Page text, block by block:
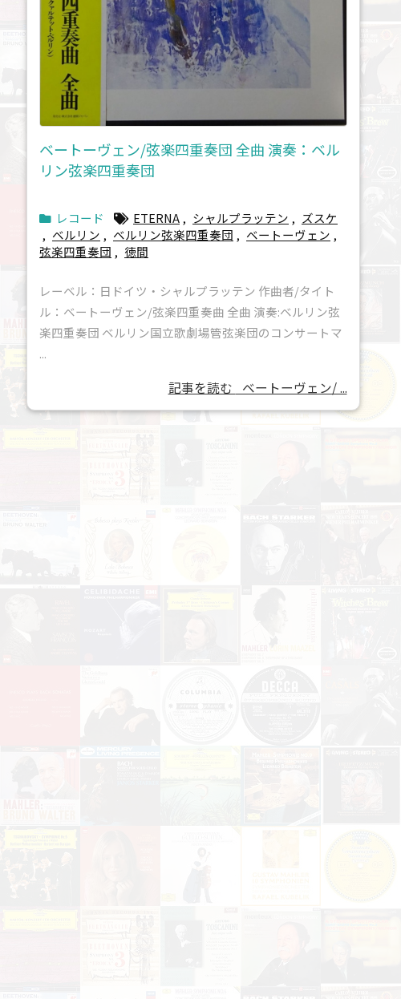
ベートーヴェン/弦楽四重奏団 全曲 演奏：ベル
リン弦楽四重奏団
レコード ETERNA , シャルプラッテン , ズスケ
, ベルリン , ベルリン弦楽四重奏団 , ベートーヴェン ,
弦楽四重奏団 , 徳間
レーベル：日ドイツ・シャルプラッテン 作曲者/タイト
ル：ベートーヴェン/弦楽四重奏曲 全曲 演奏:ベルリン弦
楽四重奏団 ベルリン国立歌劇場管弦楽団のコンサートマ
...
記事を読む ベートーヴェン/ ...